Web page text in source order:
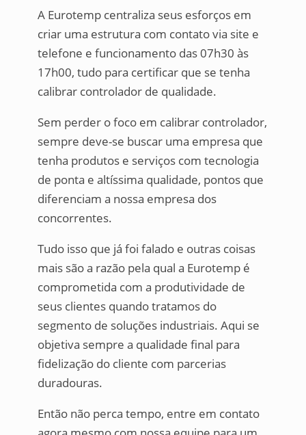
A Eurotemp centraliza seus esforços em
criar uma estrutura com contato via site e
telefone e funcionamento das 07h30 às
17h00, tudo para certificar que se tenha
calibrar controlador de qualidade.
Sem perder o foco em calibrar controlador,
sempre deve-se buscar uma empresa que
tenha produtos e serviços com tecnologia
de ponta e altíssima qualidade, pontos que
diferenciam a nossa empresa dos
concorrentes.
Tudo isso que já foi falado e outras coisas
mais são a razão pela qual a Eurotemp é
comprometida com a produtividade de
seus clientes quando tratamos do
segmento de soluções industriais. Aqui se
objetiva sempre a qualidade final para
fidelização do cliente com parcerias
duradouras.
Então não perca tempo, entre em contato